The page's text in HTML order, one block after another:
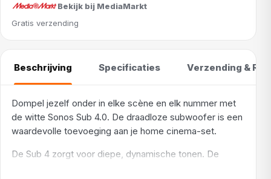
Bekijk bij MediaMarkt
Gratis verzending
Beschrijving Specificaties Verzending &
Dompel jezelf onder in elke scène en elk nummer met
de witte Sonos Sub 4.0. De draadloze subwoofer is een
waardevolle toevoeging aan je home cinema-set.
De Sub 4 zorgt voor diepe, dynamische tonen. De